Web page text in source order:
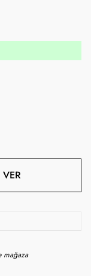
mağaza